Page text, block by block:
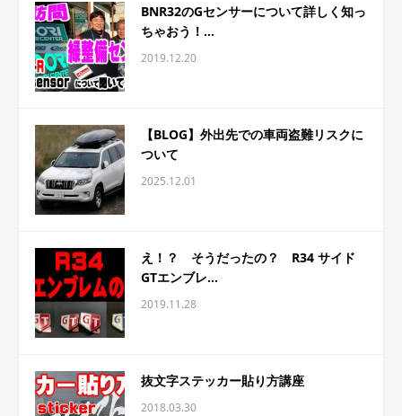
BNR32のGセンサーについて詳しく知っ
ちゃおう！...
2019.12.20
【BLOG】外出先での車両盗難リスクに
ついて
2025.12.01
え！？ そうだったの？ R34 サイド
GTエンブレ...
2019.11.28
抜文字ステッカー貼り方講座
2018.03.30